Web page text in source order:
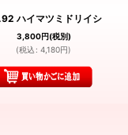
ハイマツミドリイシ
3,800円(税別)
(税込 : 4,180円)